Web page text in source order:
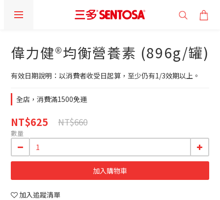
偉力健®均衡營養素 (896g/罐)
有效日期說明：以消費者收受日起算，至少仍有1/3效期以上。
全店，消費滿1500免運
NT$625 NT$660
數量
加入購物車
加入追蹤清單